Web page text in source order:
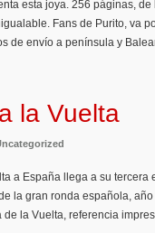
esta joya. 256 páginas,
Fans de Purito, va
de envío a península y
la Vuelta
a España llega a su
la gran ronda española,
la Vuelta, referencia